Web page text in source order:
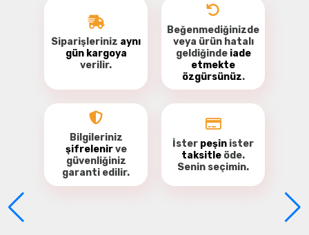
Donnez votre avis
Siparişleriniz aynı
gün kargoya
verilir.
Beğenmediğinizde
veya ürün hatalı
geldiğinde iade
etmekte
özgürsünüz.
Bilgileriniz
şifrelenirve
güvenliğiniz
garanti edilir.
İster peşin ister
taksitle öde.
Senin seçimin.